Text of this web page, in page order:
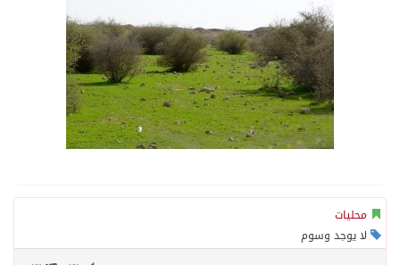
محليات
لا يوجد وسوم